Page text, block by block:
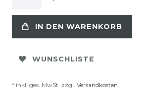
IN DEN WARENKORB
WUNSCHLISTE
* inkl. ges. MwSt. zzgl. Versandkosten